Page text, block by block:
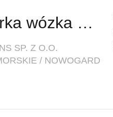
Operator / Operatorka wózka widłowego
SP. Z O.O.
/ NOWOGARD